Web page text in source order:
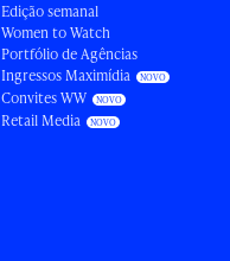
Edição semanal
Women to Watch
Portfólio de Agências
Ingressos Maximídia
Convites WW
Retail Media